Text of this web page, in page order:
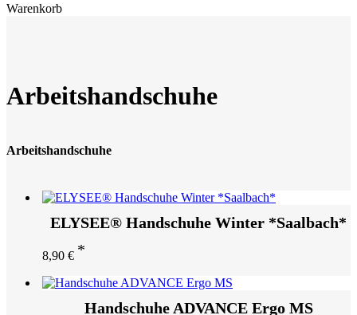
Warenkorbx
Arbeitshandschuhe
Arbeitshandschuhe
ELYSEE® Handschuhe Winter *Saalbach*
8,90 €
Handschuhe ADVANCE Ergo MS